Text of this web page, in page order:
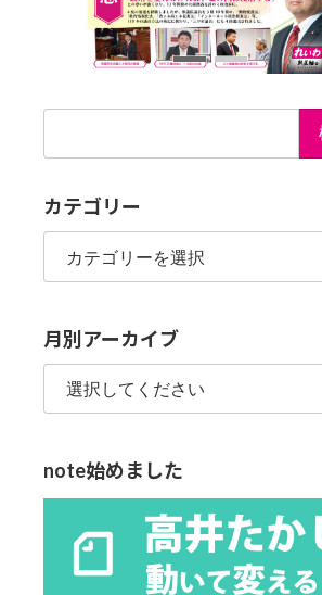
カテゴリー
カ
ゴ
ー
月別アーカイブ
note始めました